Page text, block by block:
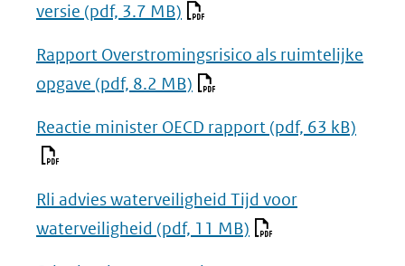
versie (pdf, 3.7 MB)
Rapport Overstromingsrisico als ruimtelijke
opgave (pdf, 8.2 MB)
Reactie minister OECD rapport (pdf, 63 kB)
Rli advies waterveiligheid Tijd voor
waterveiligheid (pdf, 11 MB)